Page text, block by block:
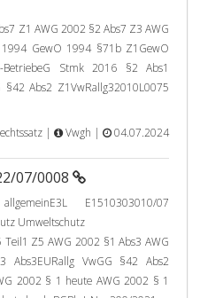
Z1 AWG 2002 §2 Abs7 Z3 AWG
GewO 1994 §71b Z1GewO
BetriebeG Stmk 2016 §2 Abs1
Abs2 Z1VwRallg32010L0075
|
Vwgh | 04.07.2024
07/0008
E1510303010/07
Umweltschutz
Z5 AWG 2002 §1 Abs3 AWG
VwGG §42 Abs2
2002 § 1 heute AWG 2002 § 1